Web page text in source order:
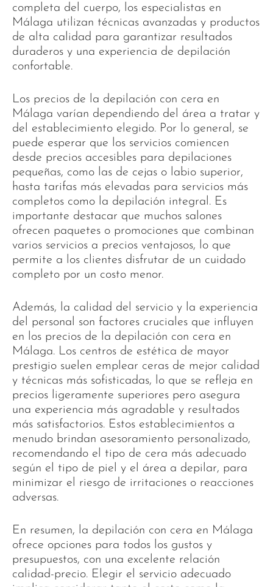
completa del cuerpo, los especialistas en
Málaga utilizan técnicas avanzadas y productos
de alta calidad para garantizar resultados
duraderos y una experiencia de depilación
confortable.
Los precios de la depilación con cera en
Málaga varían dependiendo del área a tratar y
del establecimiento elegido. Por lo general, se
puede esperar que los servicios comiencen
desde precios accesibles para depilaciones
pequeñas, como las de cejas o labio superior,
hasta tarifas más elevadas para servicios más
completos como la depilación integral. Es
importante destacar que muchos salones
ofrecen paquetes o promociones que combinan
varios servicios a precios ventajosos, lo que
permite a los clientes disfrutar de un cuidado
completo por un costo menor.
Además, la calidad del servicio y la experiencia
del personal son factores cruciales que influyen
en los precios de la depilación con cera en
Málaga. Los centros de estética de mayor
prestigio suelen emplear ceras de mejor calidad
y técnicas más sofisticadas, lo que se refleja en
precios ligeramente superiores pero asegura
una experiencia más agradable y resultados
más satisfactorios. Estos establecimientos a
menudo brindan asesoramiento personalizado,
recomendando el tipo de cera más adecuado
según el tipo de piel y el área a depilar, para
minimizar el riesgo de irritaciones o reacciones
adversas.
En resumen, la depilación con cera en Málaga
ofrece opciones para todos los gustos y
presupuestos, con una excelente relación
calidad-precio. Elegir el servicio adecuado